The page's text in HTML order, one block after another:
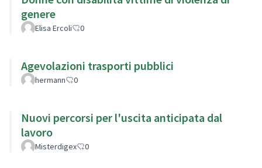
genere
Elisa Ercoli 0
Agevolazioni trasporti pubblici
hermann 0
Nuovi percorsi per l'uscita anticipata dal
lavoro
Misterdigex 0